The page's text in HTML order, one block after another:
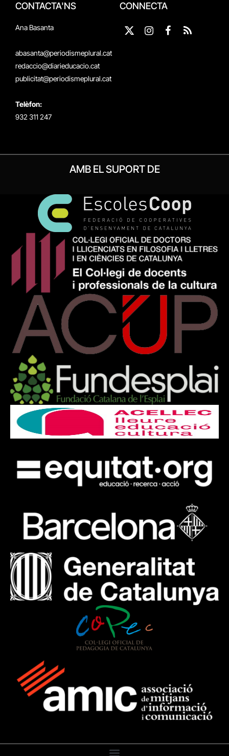
CONTACTA'NS
Ana Basanta
abasanta@periodismeplural.cat
redaccio@diarieducacio.cat
publicitat@periodismeplural.cat
Telèfon:
932 311 247
CONNECTA
X
Instagram
Facebook
RSS
AMB EL SUPORT DE